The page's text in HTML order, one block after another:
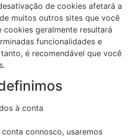
de cookies afetará a
muitos outros sites que você
geralmente resultará
funcionalidades e
é recomendável que você
à conta
connosco, usaremos